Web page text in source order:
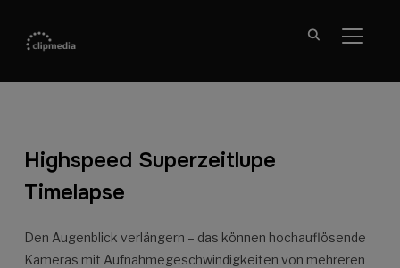
Highspeed Superzeitlupe
Timelapse
Den Augenblick verlängern – das können hochauflösende
Kameras mit Aufnahmegeschwindigkeiten von mehreren